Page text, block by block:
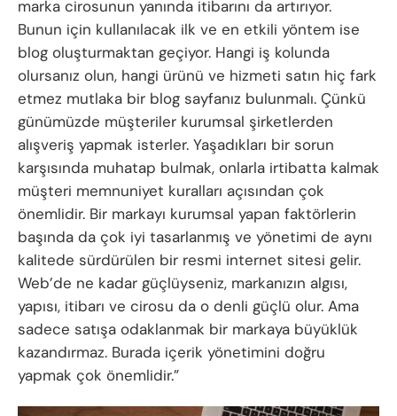
marka cirosunun yanında itibarını da artırıyor.
Bunun için kullanılacak ilk ve en etkili yöntem ise
blog oluşturmaktan geçiyor. Hangi iş kolunda
olursanız olun, hangi ürünü ve hizmeti satın hiç fark
etmez mutlaka bir blog sayfanız bulunmalı. Çünkü
günümüzde müşteriler kurumsal şirketlerden
alışveriş yapmak isterler. Yaşadıkları bir sorun
karşısında muhatap bulmak, onlarla irtibatta kalmak
müşteri memnuniyet kuralları açısından çok
önemlidir. Bir markayı kurumsal yapan faktörlerin
başında da çok iyi tasarlanmış ve yönetimi de aynı
kalitede sürdürülen bir resmi internet sitesi gelir.
Web’de ne kadar güçlüyseniz, markanızın algısı,
yapısı, itibarı ve cirosu da o denli güçlü olur. Ama
sadece satışa odaklanmak bir markaya büyüklük
kazandırmaz. Burada içerik yönetimini doğru
yapmak çok önemlidir.”